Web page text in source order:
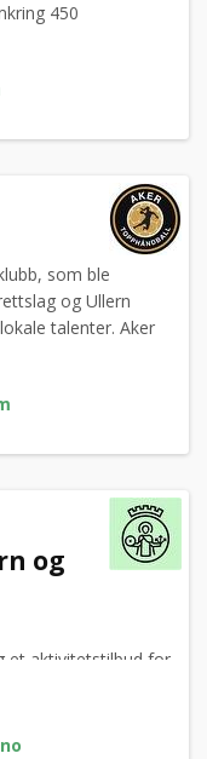
450
som ble
og Ullern
talenter. Aker
og
et aktivitetstilbud for